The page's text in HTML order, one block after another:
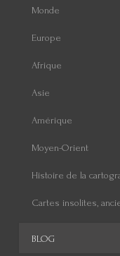
Monde
Europe
Afrique
Asie
Amérique
Moyen-Orient
Histoire de la
Cartes insolites,
BLOG